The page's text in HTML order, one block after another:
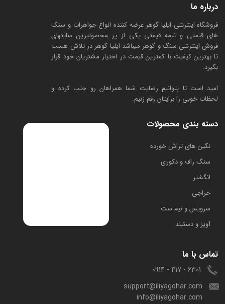
درباره ما
فروشگاه اینترنتی ایلیا گوهر عرضه کننده انواع جواهرات و سنگ
های قیمتی و نیمه قیمتی یکی از پر محصولترین سایتهای
فروش اینترنتی سنگ و گوهر میباشد ایلیا گوهر در تلاش هست
تا بهترین کیفیت با کمترین قیمت در اختیار مشتریان خود قرار
بگیرد.
امید است تا بتوانیم رضایت شما همراهان رو جلب کرده و
لحظات خوبی را برایتان رقم زنیم.
دسته بندی محصولات
​نگین های تراش خورده
سنگ راف و دکوری
انگشتر
حراجی
سرویس و نیم ست
آویز و دستبند
تماس با ما
6301 - 417 - 0914
support@iliyagohar.com
info@iliyagohar.com